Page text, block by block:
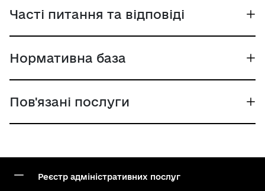
Часті питання та відповіді
Нормативна база
Пов'язані послуги
Реєстр адміністративних послуг